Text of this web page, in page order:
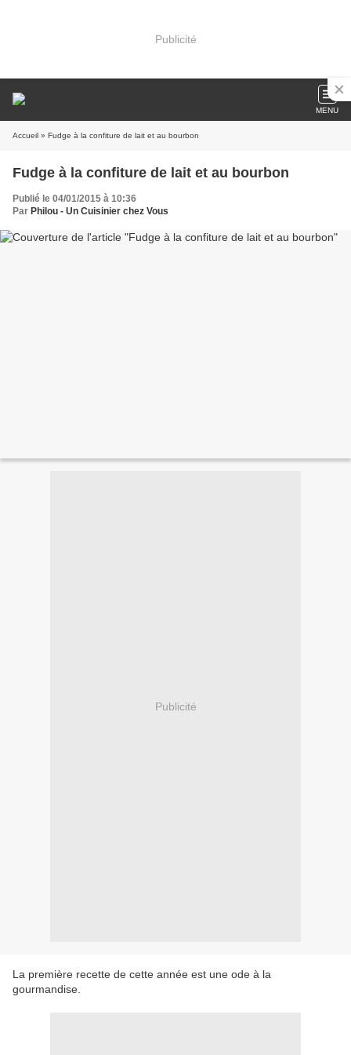
Publicité
MENU
Accueil » Fudge à la confiture de lait et au bourbon
Fudge à la confiture de lait et au bourbon
Publié le 04/01/2015 à 10:36
Par Philou - Un Cuisinier chez Vous
Publicité
La première recette de cette année est une ode à la
gourmandise.